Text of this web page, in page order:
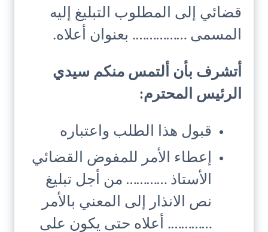
قضائي إلى المطلوب التبليغ إليه
المسمى ……………. بعنوان أعلاه.
أتشرف بأن ألتمس منكم سيدي
الرئيس المحترم:
قبول هذا الطلب واعتباره
إعطاء الأمر للمفوض القضائي
الأستاذ ………… من أجل تبليغ
نص الانذار إلى المعني بالأمر
…………. أعلاه حتى يكون على